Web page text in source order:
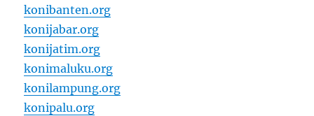
konibanten.org
konijabar.org
konijatim.org
konimaluku.org
konilampung.org
konipalu.org